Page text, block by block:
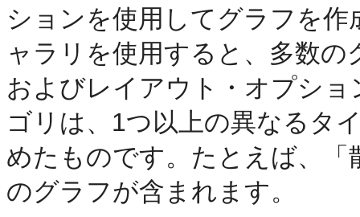
ションを使用してグラフを
ャラリを使用すると、多数
およびレイアウト・オプシ
ゴリは、1つ以上の異なるタ
めたものです。たとえば、
のグラフが含まれます。